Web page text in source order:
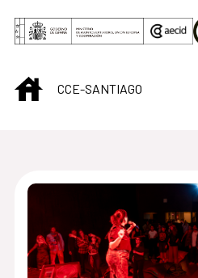
Saltar al contenido principal
INICIOCCE-SANTIAGO